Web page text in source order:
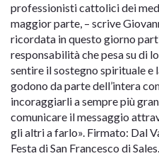
professionisti cattolici dei
maggior parte, – scrive
ricordata in questo giorno
responsabilità che pesa su di
sentire il sostegno spirituale e
godono da parte dell’intera
incoraggiarli a sempre più
comunicare il messaggio
gli altri a farlo». Firmato: Dal
Festa di San Francesco di Sales.